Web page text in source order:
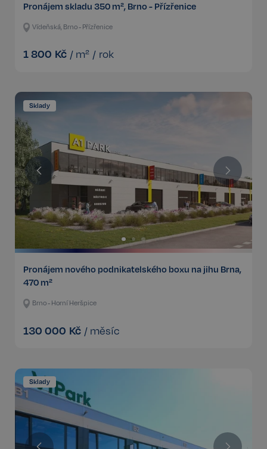
Pronájem skladu 350 m², Brno - Přízřenice
Vídeňská, Brno - Přízřenice
1 800 Kč / m² / rok
Sklady
Pronájem nového podnikatelského boxu na jihu Brna,
470 m²
Brno - Horní Heršpice
130 000 Kč / měsíc
Sklady